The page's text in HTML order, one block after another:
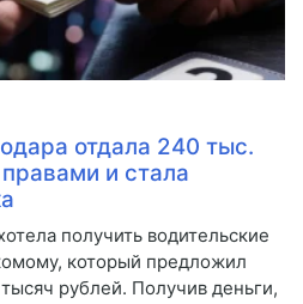
отдала 240 тыс.
и стала
получить водительские
который предложил
рублей. Получив деньги,